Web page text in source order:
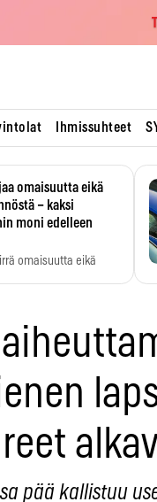
Ihmissuhteet
omaisuutta eikä
– kaksi
moni edelleen
omaisuutta eikä
pää kallistuu